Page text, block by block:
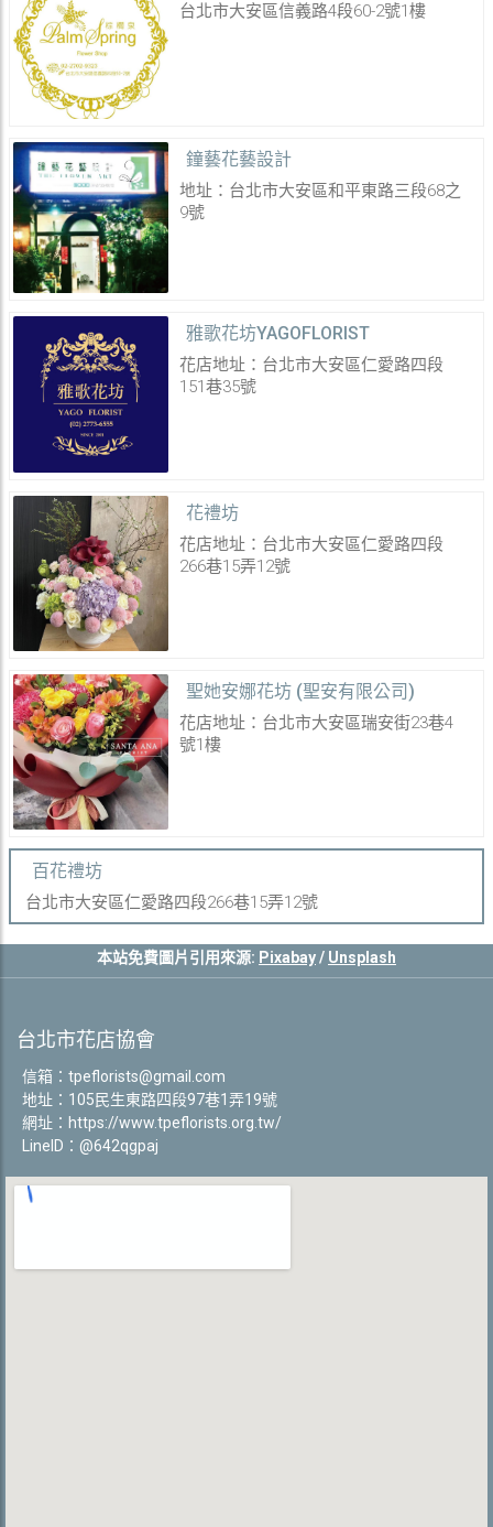
台北市大安區信義路4段60-2號1樓
鐘藝花藝設計
地址：台北市大安區和平東路三段68之
9號
雅歌花坊YAGOFLORIST
花店地址：台北市大安區仁愛路四段
151巷35號
花禮坊
花店地址：台北市大安區仁愛路四段
266巷15弄12號
聖她安娜花坊 (聖安有限公司)
花店地址：台北市大安區瑞安街23巷4
號1樓
百花禮坊
台北市大安區仁愛路四段266巷15弄12號
本站免費圖片引用來源: Pixabay/ Unsplash
台北市花店協會
信箱： tpeflorists@gmail.com
地址：105民生東路四段97巷1弄19號
網址： https://www.tpeflorists.org.tw/
LineID：@642qgpaj